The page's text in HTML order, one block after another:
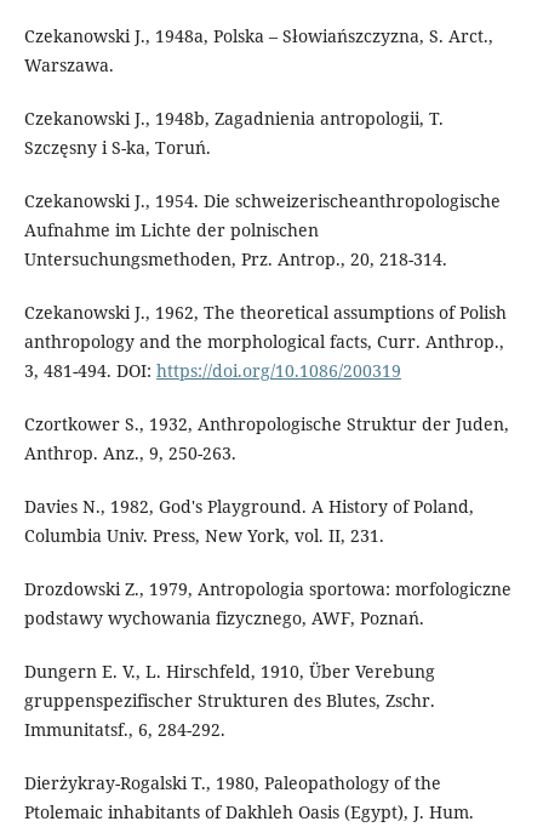
Czekanowski J., 1948a, Polska – Słowiańszczyzna, S. Arct.,
Warszawa.
Czekanowski J., 1948b, Zagadnienia antropologii, T.
Szczęsny i S-ka, Toruń.
Czekanowski J., 1954. Die schweizerischeanthropologische
Aufnahme im Lichte der polnischen
Untersuchungsmethoden, Prz. Antrop., 20, 218-314.
Czekanowski J., 1962, The theoretical assumptions of Polish
anthropology and the morphological facts, Curr. Anthrop.,
3, 481-494. DOI: https://doi.org/10.1086/200319
Czortkower S., 1932, Anthropologische Struktur der Juden,
Anthrop. Anz., 9, 250-263.
Davies N., 1982, God's Playground. A History of Poland,
Columbia Univ. Press, New York, vol. II, 231.
Drozdowski Z., 1979, Antropologia sportowa: morfologiczne
podstawy wychowania fizycznego, AWF, Poznań.
Dungern E. V., L. Hirschfeld, 1910, Über Verebung
gruppenspezifischer Strukturen des Blutes, Zschr.
Immunitatsf., 6, 284-292.
Dierżykray-Rogalski T., 1980, Paleopathology of the
Ptolemaic inhabitants of Dakhleh Oasis (Egypt), J. Hum.